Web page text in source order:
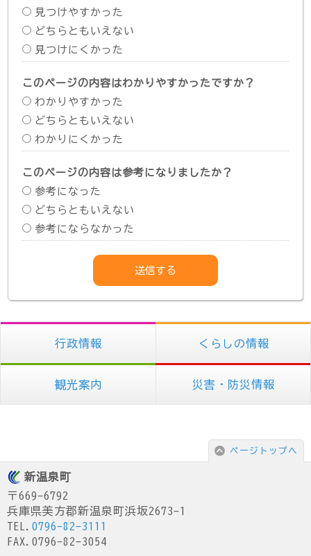
見つけやすかった
どちらともいえない
見つけにくかった
このページの内容はわかりやすかったですか？
わかりやすかった
どちらともいえない
わかりにくかった
このページの内容は参考になりましたか？
参考になった
どちらともいえない
参考にならなかった
行政情報 くらしの情報
観光案内 災害・防災情報
ページトップへ
新温泉町
〒669-6792
兵庫県美方郡新温泉町浜坂2673-1
TEL. 0796-82-3111
FAX.0796-82-3054